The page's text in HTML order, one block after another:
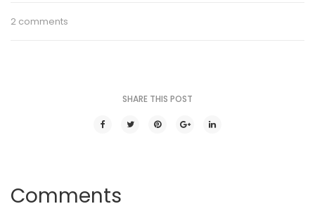
2 comments
SHARE THIS POST
Comments